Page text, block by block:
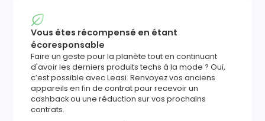
Vous êtes récompensé en étant
écoresponsable
Faire un geste pour la planète tout en continuant
d'avoir les derniers produits techs à la mode ? Oui,
c’est possible avec Leasi. Renvoyez vos anciens
appareils en fin de contrat pour recevoir un
cashback ou une réduction sur vos prochains
contrats.